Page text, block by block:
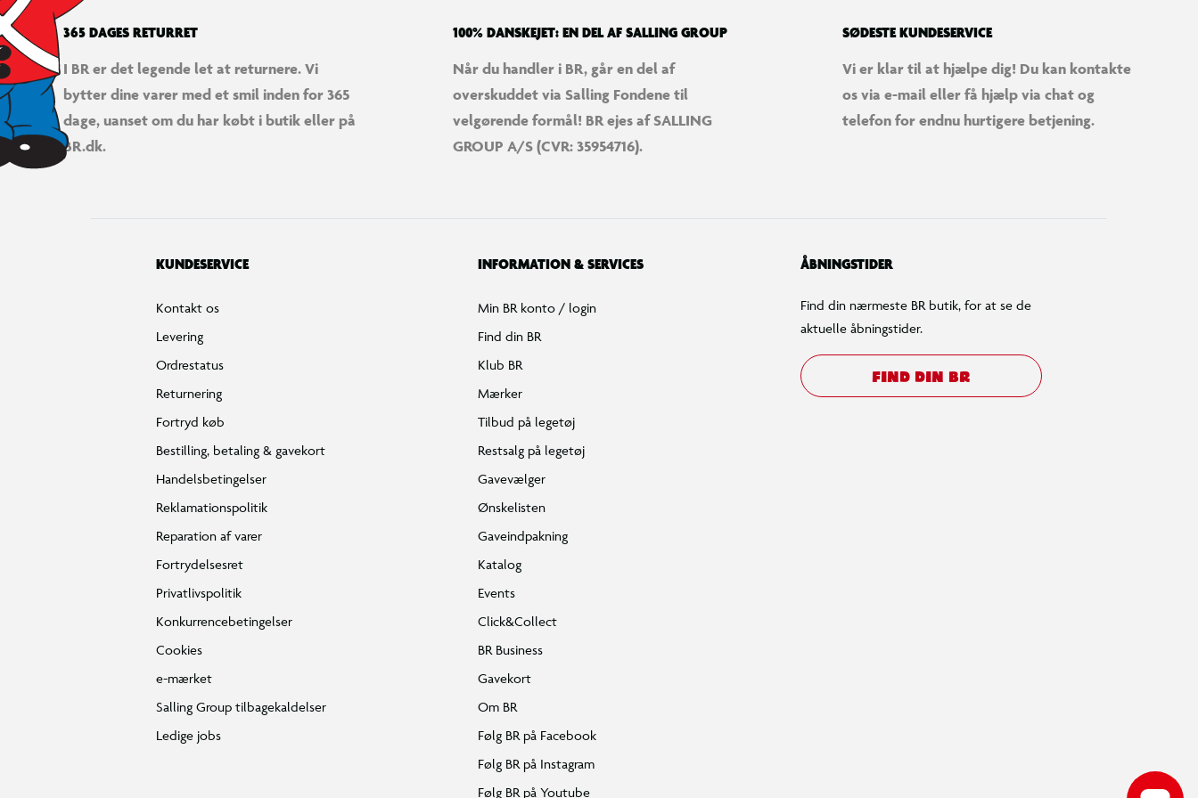
365 DAGES RETURRET
I BR er det legende let at returnere. Vi
bytter dine varer med et smil inden for 365
dage, uanset om du har købt i butik eller på
BR.dk.
100% DANSKEJET: EN DEL AF SALLING GROUP
Når du handler i BR, går en del af
overskuddet via Salling Fondene til
velgørende formål! BR ejes af SALLING
GROUP A/S (CVR: 35954716).
SØDESTE KUNDESERVICE
Vi er klar til at hjælpe dig! Du kan kontakte
os via e-mail eller få hjælp via chat og
telefon for endnu hurtigere betjening.
KUNDESERVICE
Kontakt os
Levering
Ordrestatus
Returnering
Fortryd køb
Bestilling, betaling & gavekort
Handelsbetingelser
Reklamationspolitik
Reparation af varer
Fortrydelsesret
Privatlivspolitik
Konkurrencebetingelser
Cookies
e-mærket
Salling Group tilbagekaldelser
Ledige jobs
INFORMATION & SERVICES
Min BR konto / login
Find din BR
Klub BR
Mærker
Tilbud på legetøj
Restsalg på legetøj
Gavevælger
Ønskelisten
Gaveindpakning
Katalog
Events
Click&Collect
BR Business
Gavekort
Om BR
Følg BR på Facebook
Følg BR på Instagram
Følg BR på Youtube
ÅBNINGSTIDER
Find din nærmeste BR butik, for at se de
aktuelle åbningstider.
FIND DIN BR